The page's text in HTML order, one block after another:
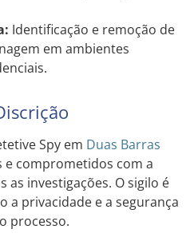
Identificação e remoção de
em ambientes
Spy em Duas Barras
comprometidos com a
as investigações. O sigilo é
a privacidade e a segurança
processo.